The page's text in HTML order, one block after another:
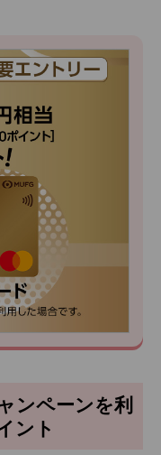
ンペーンを利
ント